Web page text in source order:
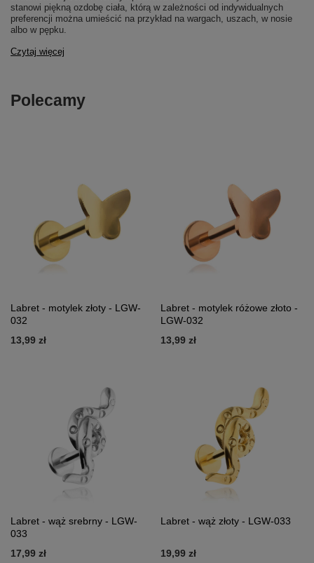
stanowi piękną ozdobę ciała, którą w zależności od indywidualnych
preferencji można umieścić na przykład na wargach, uszach, w nosie
albo w pępku.
Czytaj więcej
Polecamy
Labret - motylek złoty - LGW-
032
13,99 zł
Labret - motylek różowe złoto -
LGW-032
13,99 zł
Labret - wąż srebrny - LGW-
033
17,99 zł
Labret - wąż złoty - LGW-033
19,99 zł